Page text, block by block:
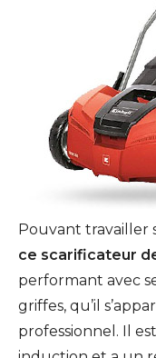
Pouvant travailler
ce scarificateur
performant avec
griffes, qu’il
professionnel. Il